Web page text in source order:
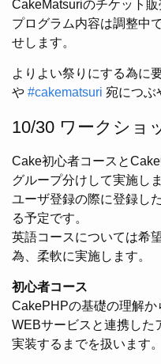
CakeMatsuriのチケット販
プログラム内容は調整中
せします。
よりよい祭りにする為に
や #cakematsuri 宛につぶ
10/30 ワークショ
Cake初心者コースと
グループ分けして実施しま
ユーザ登録の際に登録し
る予定です。
英語コースについては希
為、柔軟に実施します。
初心者コース
CakePHPの基礎の理解
WEBサービスと連携した
実装するまでを扱います。